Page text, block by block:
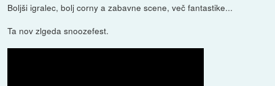
Boljši igralec, bolj corny a zabavne scene, več fantastike...
Ta nov zlgeda snoozefest.